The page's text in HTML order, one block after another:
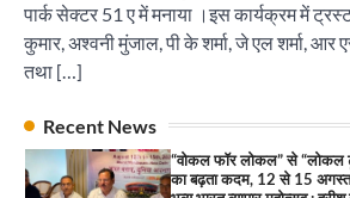
पार्क सेक्टर 51 ए में मनाया ।इस कार्यक्रम में
कुमार, अश्वनी मुंजाल, पी के शर्मा, जे एल शर्मा,
तथा […]
Recent News
इंडियन नेशनल थियेटर द्वारा 9
संगीत संध्या 2026’ का आयोजन
का बढ़ता कदम, 12 से 15 अगस्त
भव्य भारत व्यापार महोत्सव : हरीश
2
कश्मीर तक किया आगाज़,
City uday August